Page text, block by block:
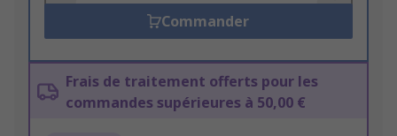
Commander
Frais de traitement offerts pour les
commandes supérieures à 50,00 €